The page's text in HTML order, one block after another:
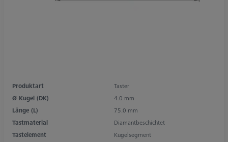
Produktart
Taster
Ø Kugel (DK)
4.0 mm
Länge (L)
75.0 mm
Tastmaterial
Diamantbeschichtet
Tastelement
Kugelsegment